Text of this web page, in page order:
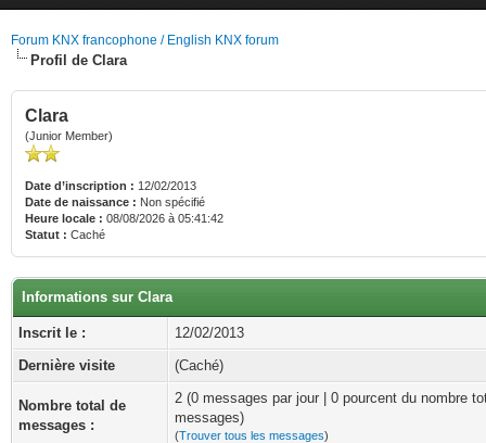
Forum KNX francophone / English KNX forum
Profil de Clara
Clara
(Junior Member)
Date d’inscription : 12/02/2013
Date de naissance : Non spécifié
Heure locale : 08/08/2026 à 05:41:42
Statut : Caché
Informations sur Clara
Inscrit le :
12/02/2013
Dernière visite
(Caché)
Nombre total de
messages :
2 (0 messages par jour | 0 pourcent du nombre
messages)
(Trouver tous les messages)